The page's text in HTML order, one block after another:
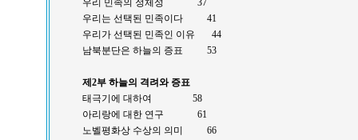
우리 민족의 정체성 37
우리는 선택된 민족이다 41
우리가 선택된 민족인 이유 44
남북분단은 하늘의 증표 53
제2부 하늘의 격려와 증표
태극기에 대하여 58
아리랑에 대한 연구 61
노벨평화상 수상의 의미 66